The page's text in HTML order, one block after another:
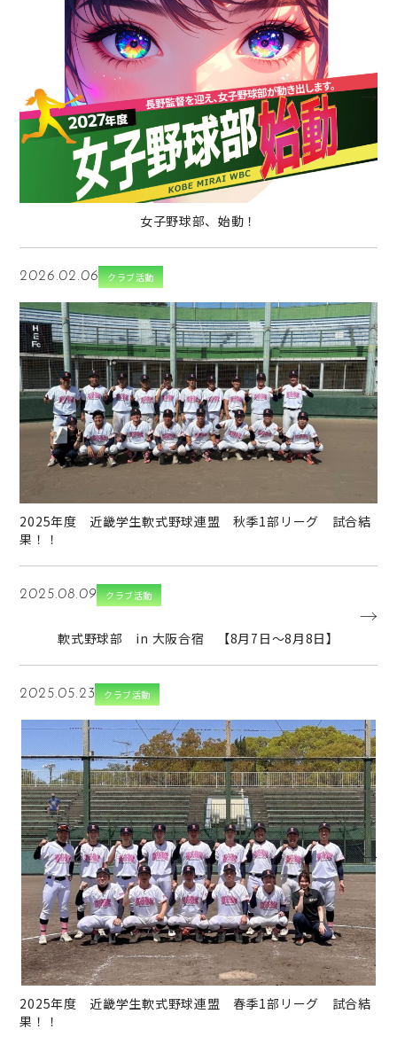
女子野球部、始動！
→
2026.02.06 クラブ活動
2025年度 近畿学生軟式野球連盟 秋季1部リーグ 試合結
果！！
→
2025.08.09 クラブ活動
軟式野球部 in 大阪合宿 【8月7日～8月8日】
→
2025.05.23 クラブ活動
2025年度 近畿学生軟式野球連盟 春季1部リーグ 試合結
果！！
→